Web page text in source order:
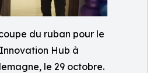
du ruban pour le
Hub à
le 29 octobre.